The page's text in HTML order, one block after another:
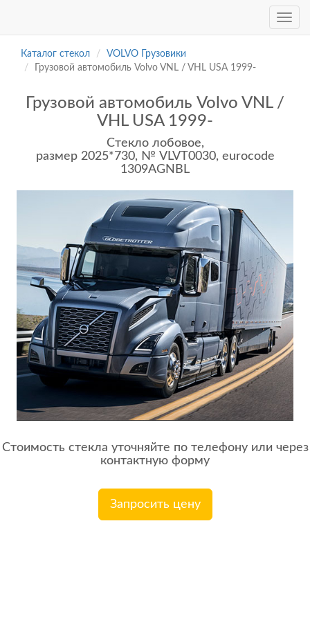
Каталог стекол
VOLVO Грузовики
Грузовой автомобиль Volvo VNL / VHL USA 1999-
Грузовой автомобиль Volvo VNL /
VHL USA 1999-
Стекло лобовое,
размер 2025*730, № VLVT0030, eurocode
1309AGNBL
Стоимость стекла уточняйте по телефону или через
контактную форму
Запросить цену